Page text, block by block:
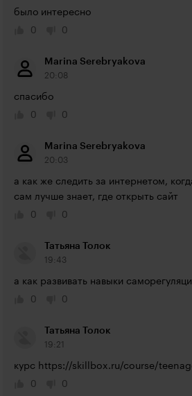
было интересно
0
0
Marina Serebryakova
20:08
спасибо
0
0
Marina Serebryakova
20:03
а как же следить за интернетом,
сам лучше знает, где открыть сайт
0
0
Татьяна Толок
19:43
а как развивать навыки
0
0
Татьяна Толок
19:21
курс https://skillbox.ru/course/
0
0